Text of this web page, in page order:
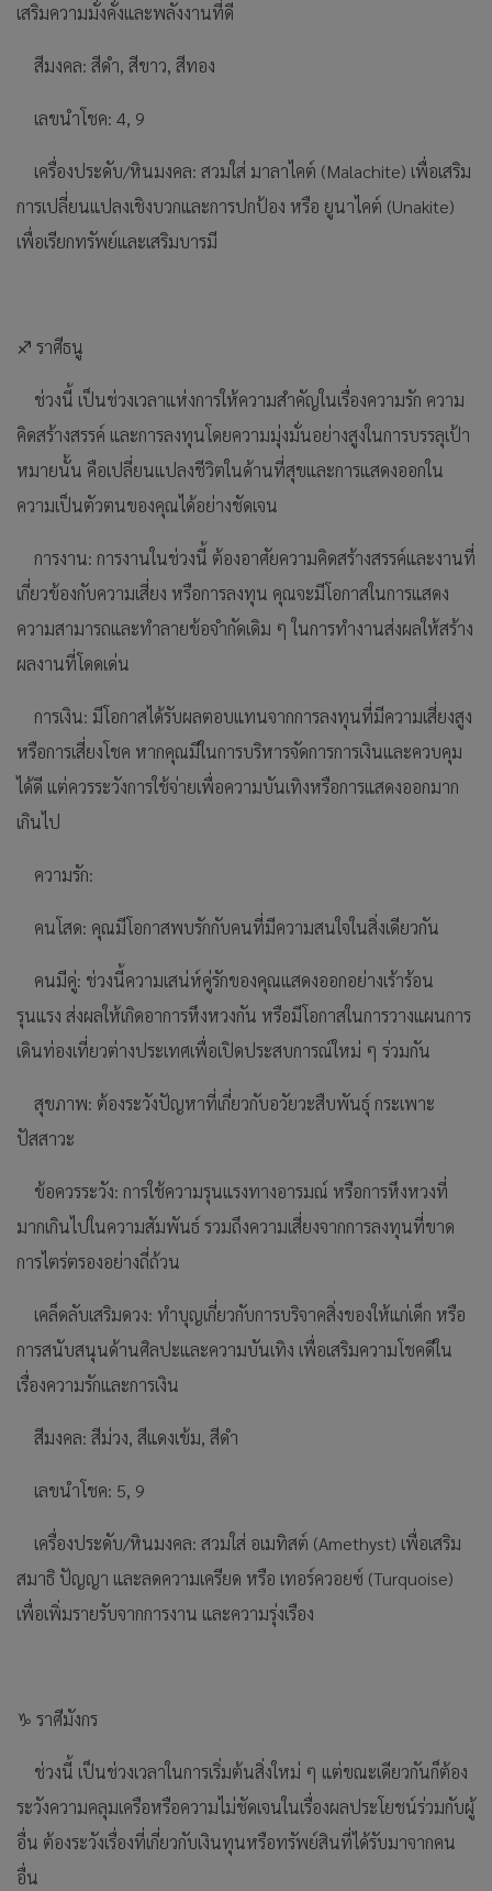
เสริมความมั่งคั่งและพลังงานที่ดี
สีมงคล: สีดำ, สีขาว, สีทอง
เลขนำโชค: 4, 9
เครื่องประดับ/หินมงคล: สวมใส่ มาลาไคต์ (Malachite) เพื่อเสริม
การเปลี่ยนแปลงเชิงบวกและการปกป้อง หรือ ยูนาไคต์ (Unakite)
เพื่อเรียกทรัพย์และเสริมบารมี
♐ ราศีธนู
ช่วงนี้ เป็นช่วงเวลาแห่งการให้ความสำคัญในเรื่องความรัก ความ
คิดสร้างสรรค์ และการลงทุนโดยความมุ่งมั่นอย่างสูงในการบรรลุเป้า
หมายนั้น คือเปลี่ยนแปลงชีวิตในด้านที่สุขและการแสดงออกใน
ความเป็นตัวตนของคุณได้อย่างชัดเจน
การงาน: การงานในช่วงนี้ ต้องอาศัยความคิดสร้างสรรค์และงานที่
เกี่ยวข้องกับความเสี่ยง หรือการลงทุน คุณจะมีโอกาสในการแสดง
ความสามารถและทำลายข้อจำกัดเดิม ๆ ในการทำงานส่งผลให้สร้าง
ผลงานที่โดดเด่น
การเงิน: มีโอกาสได้รับผลตอบแทนจากการลงทุนที่มีความเสี่ยงสูง
หรือการเสี่ยงโชค หากคุณมีในการบริหารจัดการการเงินและควบคุม
ได้ดี แต่ควรระวังการใช้จ่ายเพื่อความบันเทิงหรือการแสดงออกมาก
เกินไป
ความรัก:
คนโสด: คุณมีโอกาสพบรักกับคนที่มีความสนใจในสิ่งเดียวกัน
คนมีคู่: ช่วงนี้ความเสน่ห์คู่รักของคุณแสดงออกอย่างเร้าร้อน
รุนแรง ส่งผลให้เกิดอาการหึงหวงกัน หรือมีโอกาสในการวางแผนการ
เดินท่องเที่ยวต่างประเทศเพื่อเปิดประสบการณ์ใหม่ ๆ ร่วมกัน
สุขภาพ: ต้องระวังปัญหาที่เกี่ยวกับอวัยวะสืบพันธุ์ กระเพาะ
ปัสสาวะ
ข้อควรระวัง: การใช้ความรุนแรงทางอารมณ์ หรือการหึงหวงที่
มากเกินไปในความสัมพันธ์ รวมถึงความเสี่ยงจากการลงทุนที่ขาด
การไตร่ตรองอย่างถี่ถ้วน
เคล็ดลับเสริมดวง: ทำบุญเกี่ยวกับการบริจาคสิ่งของให้แก่เด็ก หรือ
การสนับสนุนด้านศิลปะและความบันเทิง เพื่อเสริมความโชคดีใน
เรื่องความรักและการเงิน
สีมงคล: สีม่วง, สีแดงเข้ม, สีดำ
เลขนำโชค: 5, 9
เครื่องประดับ/หินมงคล: สวมใส่ อเมทิสต์ (Amethyst) เพื่อเสริม
สมาธิ ปัญญา และลดความเครียด หรือ เทอร์ควอยซ์ (Turquoise)
เพื่อเพิ่มรายรับจากการงาน และความรุ่งเรือง
♑ ราศีมังกร
ช่วงนี้ เป็นช่วงเวลาในการเริ่มต้นสิ่งใหม่ ๆ แต่ขณะเดียวกันก็ต้อง
ระวังความคลุมเครือหรือความไม่ชัดเจนในเรื่องผลประโยชน์ร่วมกับผู้
อื่น ต้องระวังเรื่องที่เกี่ยวกับเงินทุนหรือทรัพย์สินที่ได้รับมาจากคน
อื่น